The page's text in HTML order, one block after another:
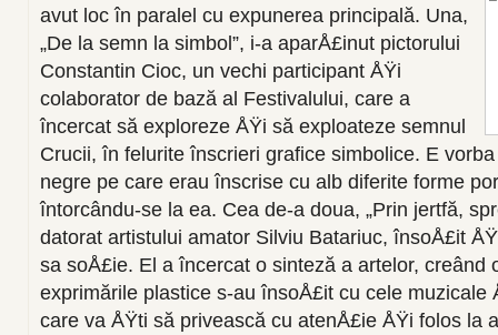
avut loc în paralel cu expunerea principală. Una,
„De la semn la simbol”, i-a aparÅ£inut pictorului
Constantin Cioc, un vechi participant ÅŸi
colaborator de bază al Festivalului, care a
încercat să exploreze ÅŸi să exploateze semnul
Crucii, în felurite înscrieri grafice simbolice. E
negre pe care erau înscrise cu alb diferite forme
întorcându-se la ea. Cea de-a doua, „Prin jertfă,
datorat artistului amator Silviu Batariuc, însoÅ£it
sa soÅ£ie. El a încercat o sinteză a artelor, creând
exprimările plastice s-au însoÅ£it cu cele muzicale
care va ÅŸti să privească cu atenÅ£ie ÅŸi folos la